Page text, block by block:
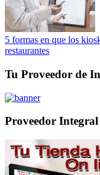
5 formas en que los
restaurantes
Tu Proveedor de
Proveedor